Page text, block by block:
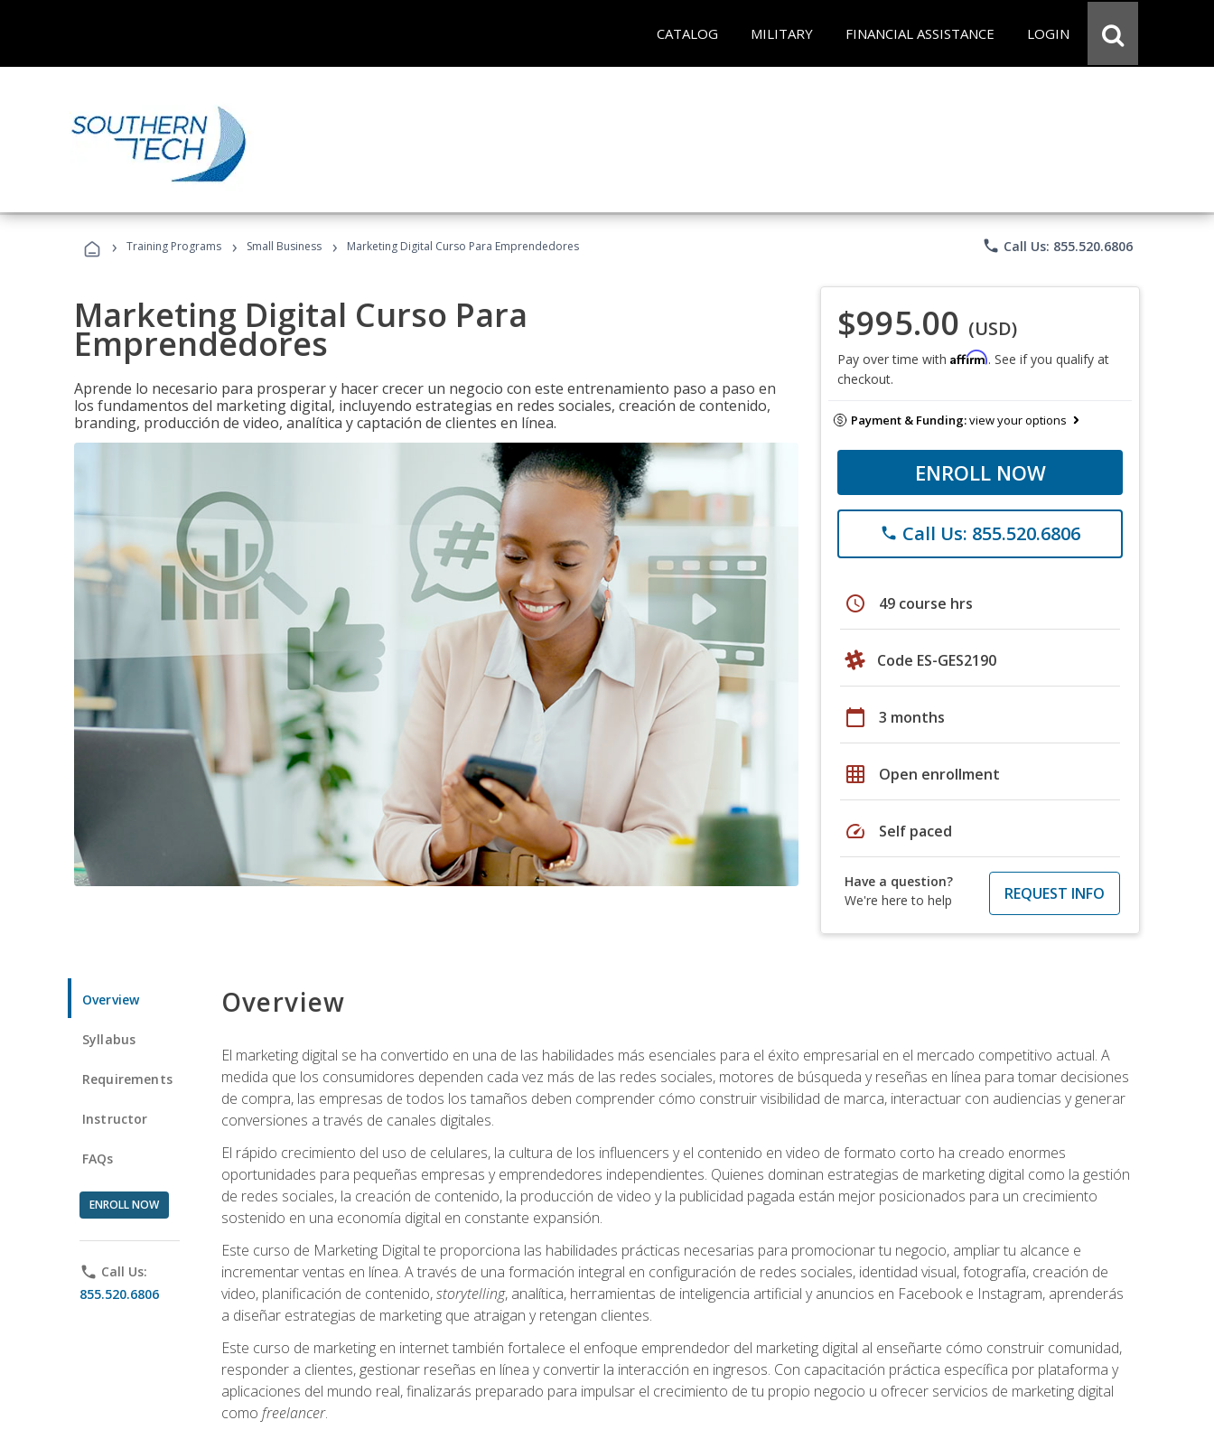
CATALOG MILITARY FINANCIAL ASSISTANCE LOGIN
› Training Programs › Small Business › Marketing Digital Curso Para Emprendedores phone Call Us: 855.520.6806
Marketing Digital Curso Para
Emprendedores
Aprende lo necesario para prosperar y hacer crecer un negocio con este entrenamiento paso a paso en
los fundamentos del marketing digital, incluyendo estrategias en redes sociales, creación de contenido,
branding, producción de video, analítica y captación de clientes en línea.
$995.00 (USD)
Pay over time with Affirm. See if you qualify at
checkout.
Payment & Funding:view your options
ENROLL NOW
phone Call Us: 855.520.6806
schedule 49 course hrs
Code ES-GES2190
calendar_today 3 months
grid_on Open enrollment
speed Self paced
Have a question?
We're here to help
REQUEST INFO
Overview
Syllabus
Requirements
Instructor
FAQs
ENROLL NOW
phone Call Us:
855.520.6806
Overview
El marketing digital se ha convertido en una de las habilidades más esenciales para el éxito empresarial en el mercado competitivo actual. A
medida que los consumidores dependen cada vez más de las redes sociales, motores de búsqueda y reseñas en línea para tomar decisiones
de compra, las empresas de todos los tamaños deben comprender cómo construir visibilidad de marca, interactuar con audiencias y generar
conversiones a través de canales digitales.
El rápido crecimiento del uso de celulares, la cultura de los influencers y el contenido en video de formato corto ha creado enormes
oportunidades para pequeñas empresas y emprendedores independientes. Quienes dominan estrategias de marketing digital como la gestión
de redes sociales, la creación de contenido, la producción de video y la publicidad pagada están mejor posicionados para un crecimiento
sostenido en una economía digital en constante expansión.
Este curso de Marketing Digital te proporciona las habilidades prácticas necesarias para promocionar tu negocio, ampliar tu alcance e
incrementar ventas en línea. A través de una formación integral en configuración de redes sociales, identidad visual, fotografía, creación de
video, planificación de contenido,storytelling, analítica, herramientas de inteligencia artificial y anuncios en Facebook e Instagram, aprenderás
a diseñar estrategias de marketing que atraigan y retengan clientes.
Este curso de marketing en internet también fortalece el enfoque emprendedor del marketing digital al enseñarte cómo construir comunidad,
responder a clientes, gestionar reseñas en línea y convertir la interacción en ingresos. Con capacitación práctica específica por plataforma y
aplicaciones del mundo real, finalizarás preparado para impulsar el crecimiento de tu propio negocio u ofrecer servicios de marketing digital
como freelancer.